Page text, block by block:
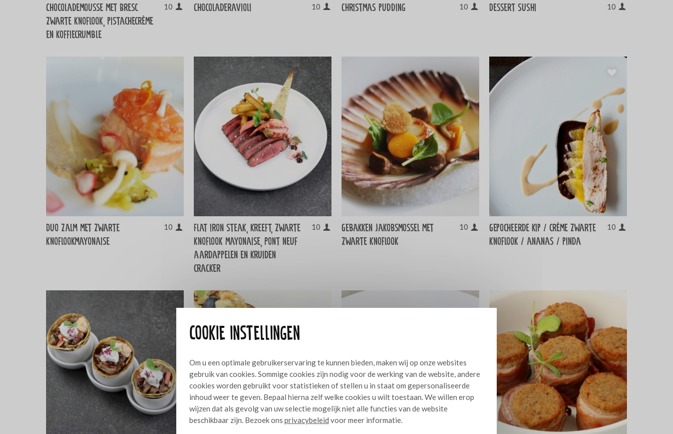
Cookie instellingen
Om u een optimale gebruikerservaring te kunnen bieden, maken wij op onze websites
gebruik van cookies. Sommige cookies zijn nodig voor de werking van de website, andere
cookies worden gebruikt voor statistieken of stellen u in staat om gepersonaliseerde
inhoud weer te geven. Bepaal hierna zelf welke cookies u wilt toestaan. We willen erop
wijzen dat als gevolg van uw selectie mogelijk niet alle functies van de website
beschikbaar zijn. Bezoek ons privacybeleid voor meer informatie.
Chocolademousse met Bresc
zwarte knoflook, pistachecrème
en koffiecrumble
10 Chocoladeravioli 10 Christmas pudding 10 Dessert sushi 10
Duo zalm met zwarte
knoflookmayonaise
10
Flat iron steak, kreeft, zwarte
knoflook mayonaise, Pont neuf
aardappelen en kruiden
cracker
10
Gebakken jakobsmossel met
zwarte knoflook
10
Gepocheerde kip / crème zwarte
knoflook / ananas / pinda
10